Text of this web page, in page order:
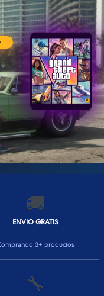
🚚
ENVIO GRATIS
3+ productos
🔧